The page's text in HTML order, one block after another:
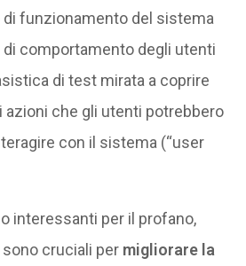
funzionamento del sistema
comportamento degli utenti
di test mirata a coprire
che gli utenti potrebbero
con il sistema (“user
interessanti per il profano,
cruciali per migliorare la